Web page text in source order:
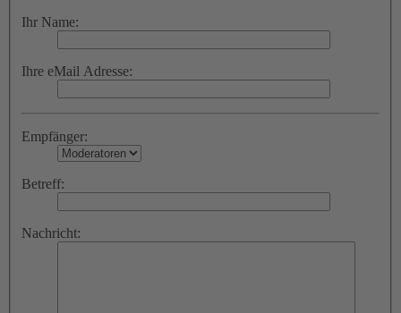
Ihr Name:
Ihre eMail Adresse:
Empfänger:
Betreff:
Nachricht: